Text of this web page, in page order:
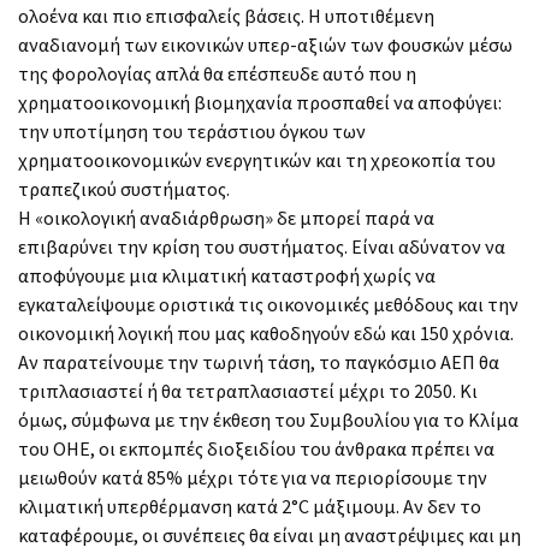
ολοένα και πιο επισφαλείς βάσεις. Η υποτιθέμενη
αναδιανομή των εικονικών υπερ-αξιών των φουσκών μέσω
της φορολογίας απλά θα επέσπευδε αυτό που η
χρηματοοικονομική βιομηχανία προσπαθεί να αποφύγει:
την υποτίμηση του τεράστιου όγκου των
χρηματοοικονομικών ενεργητικών και τη χρεοκοπία του
τραπεζικού συστήματος.
Η «οικολογική αναδιάρθρωση» δε μπορεί παρά να
επιβαρύνει την κρίση του συστήματος. Είναι αδύνατον να
αποφύγουμε μια κλιματική καταστροφή χωρίς να
εγκαταλείψουμε οριστικά τις οικονομικές μεθόδους και την
οικονομική λογική που μας καθοδηγούν εδώ και 150 χρόνια.
Αν παρατείνουμε την τωρινή τάση, το παγκόσμιο ΑΕΠ θα
τριπλασιαστεί ή θα τετραπλασιαστεί μέχρι το 2050. Κι
όμως, σύμφωνα με την έκθεση του Συμβουλίου για το Κλίμα
του ΟΗΕ, οι εκπομπές διοξειδίου του άνθρακα πρέπει να
μειωθούν κατά 85% μέχρι τότε για να περιορίσουμε την
κλιματική υπερθέρμανση κατά 2°C μάξιμουμ. Αν δεν το
καταφέρουμε, οι συνέπειες θα είναι μη αναστρέψιμες και μη